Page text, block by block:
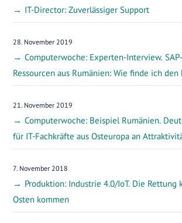
IT-Director: Zuverlässiger Support
28. November 2019
Computerwoche: Experten-Interview.
Ressourcen aus Rumänien: Wie finde ich den
Dienstleister?
21. November 2019
Computerwoche: Beispiel Rumänien.
für IT-Fachkräfte aus Osteuropa an
7. November 2018
Produktion: Industrie 4.0/IoT. Die Rettung
Osten kommen